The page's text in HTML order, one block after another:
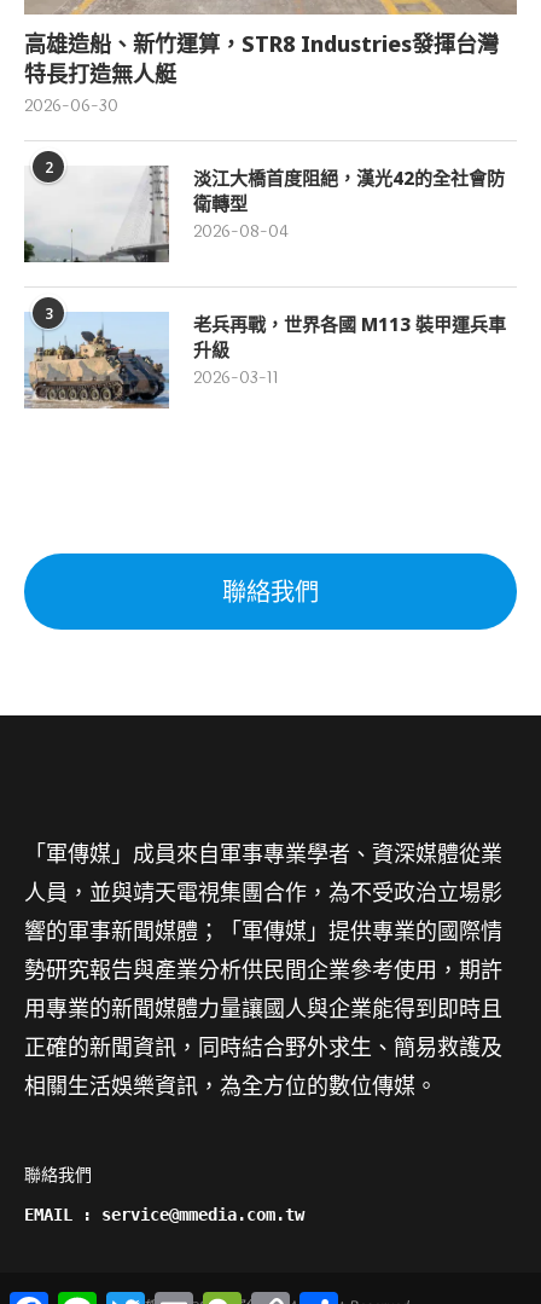
高雄造船、新竹運算，STR8 Industries發揮台灣
特長打造無人艇
2026-06-30
2
淡江大橋首度阻絕，漢光42的全社會防
衛轉型
2026-08-04
3
老兵再戰，世界各國 M113 裝甲運兵車
升級
2026-03-11
聯絡我們
「軍傳媒」成員來自軍事專業學者、資深媒體從業
人員，並與靖天電視集團合作，為不受政治立場影
響的軍事新聞媒體；「軍傳媒」提供專業的國際情
勢研究報告與產業分析供民間企業參考使用，期許
用專業的新聞媒體力量讓國人與企業能得到即時且
正確的新聞資訊，同時結合野外求生、簡易救護及
相關生活娛樂資訊，為全方位的數位傳媒。
聯絡我們
EMAIL : service@mmedia.com.tw